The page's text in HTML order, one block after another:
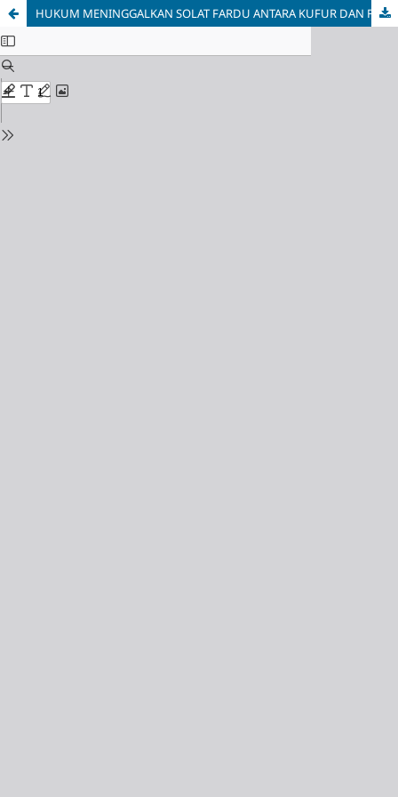
HUKUM MENINGGALKAN SOLAT FARDU ANTARA KUFUR DAN FASIQ: ANALISIS DALIL BERDASARKAN MAZHAB EMPAT